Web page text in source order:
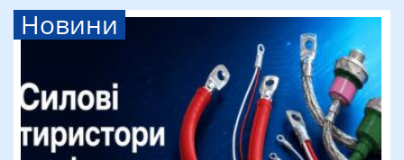
Новини